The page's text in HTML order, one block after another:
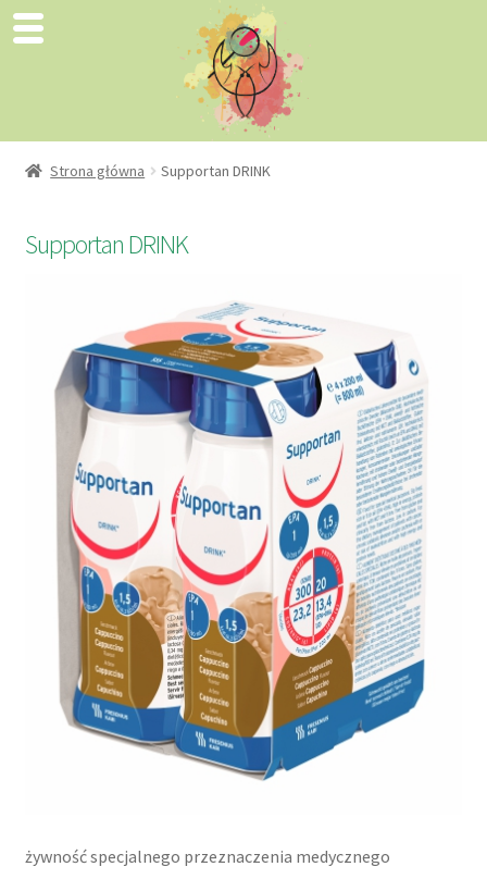
Strona główna Supportan DRINK
Supportan DRINK
żywność specjalnego przeznaczenia medycznego